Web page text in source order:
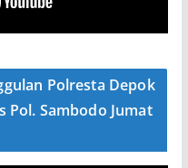
Polresta Depok
Pol. Sambodo Jumat